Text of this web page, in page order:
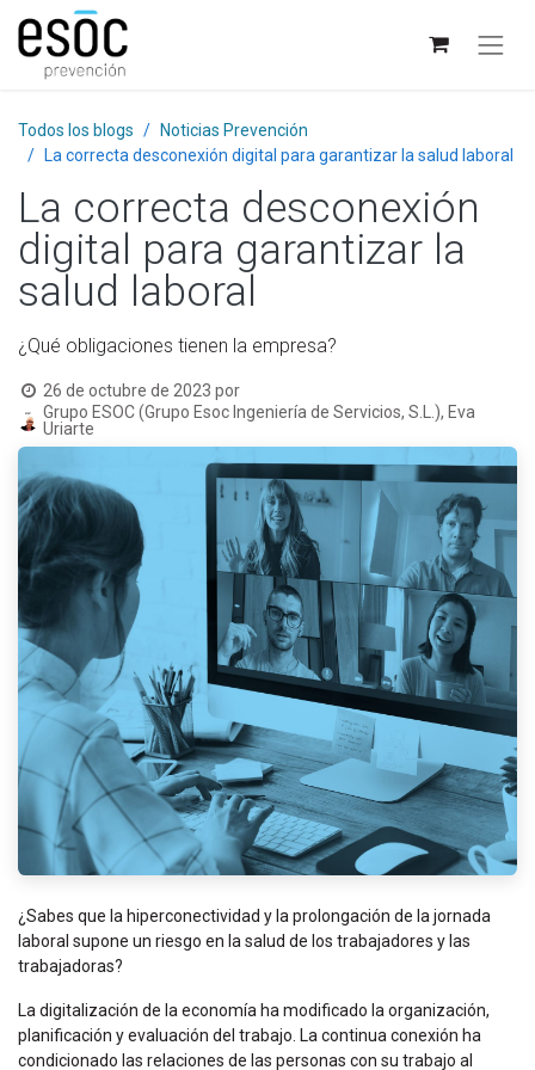
Todos los blogs
Noticias Prevención
La correcta desconexión digital para garantizar la salud laboral
La correcta desconexión
digital para garantizar la
salud laboral
¿Qué obligaciones tienen la empresa?
26 de octubre de 2023 por
Grupo ESOC (Grupo Esoc Ingeniería de Servicios, S.L.), Eva
Uriarte
¿Sabes que la hiperconectividad y la prolongación de la jornada
laboral supone un riesgo en la salud de los trabajadores y las
trabajadoras?
La digitalización de la economía ha modificado la organización,
planificación y evaluación del trabajo. La continua conexión ha
condicionado las relaciones de las personas con su trabajo al